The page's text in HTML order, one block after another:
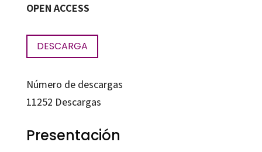
OPEN ACCESS
DESCARGA
Número de descargas
11252 Descargas
Presentación